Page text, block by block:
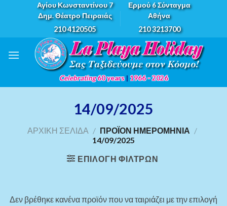
Αγίου Κωνσταντίνου 7
Δημ. Θέατρο Πειραιάς
210 4120505
Ερμού 6 Σύνταγμα
Αθήνα
210 3213700
Celebrating60 years | 1966 - 2026
14/09/2025
ΑΡΧΙΚΉ ΣΕΛΊΔΑ / ΠΡΟΪΌΝ ΗΜΕΡΟΜΗΝΊΑ /
14/09/2025
ΕΠΙΛΟΓΉ ΦΊΛΤΡΩΝ
Δεν βρέθηκε κανένα προϊόν που να ταιριάζει με την επιλογή